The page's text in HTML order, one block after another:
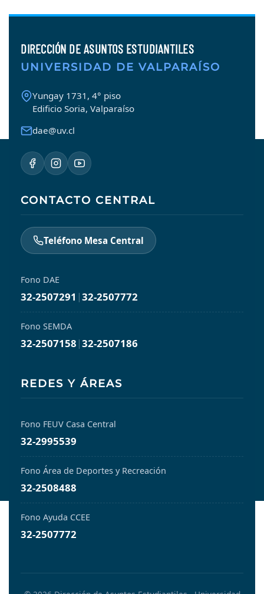
DIRECCIÓN DE ASUNTOS ESTUDIANTILES
UNIVERSIDAD DE VALPARAÍSO
Yungay 1731, 4° piso
Edificio Soria, Valparaíso
dae@uv.cl
CONTACTO CENTRAL
Teléfono Mesa Central
Fono DAE
32-2507291 |32-2507772
Fono SEMDA
32-2507158 |32-2507186
REDES Y ÁREAS
Fono FEUV Casa Central
32-2995539
Fono Área de Deportes y Recreación
32-2508488
Fono Ayuda CCEE
32-2507772